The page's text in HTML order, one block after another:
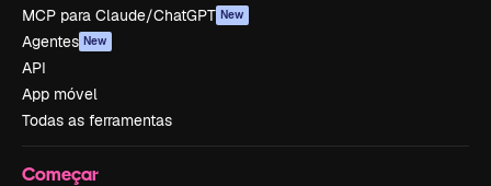
MCP para Claude/ChatGPT New
Agentes New
API
App móvel
Todas as ferramentas
Começar